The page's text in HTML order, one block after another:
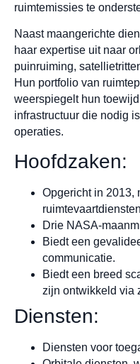
ruimtemissies te
Naast maangerichte
haar expertise uit naar
puinruiming,
Hun portfolio van
weerspiegelt hun
infrastructuur die nodig
operaties.
Hoofdzaken:
Opgericht in 2013,
Drie NASA-
Biedt een
communicatie.
Biedt een breed
zijn ontwikkeld via
Diensten:
Diensten voor